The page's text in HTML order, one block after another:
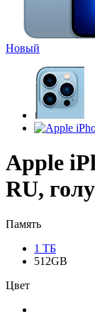
Новый
Apple
RU,
Память
1 ТБ
512GB
Цвет